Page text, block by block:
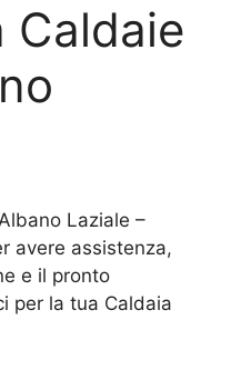
Caldaie
Laziale –
avere assistenza,
e il pronto
per la tua Caldaia